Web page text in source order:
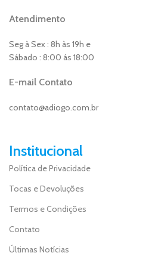
Atendimento
Seg à Sex : 8h às 19h e
Sábado : 8:00 ás 18:00
E-mail Contato
contato@adiogo.com.br
Institucional
Política de Privacidade
Tocas e Devoluções
Termos e Condições
Contato
Últimas Notícias